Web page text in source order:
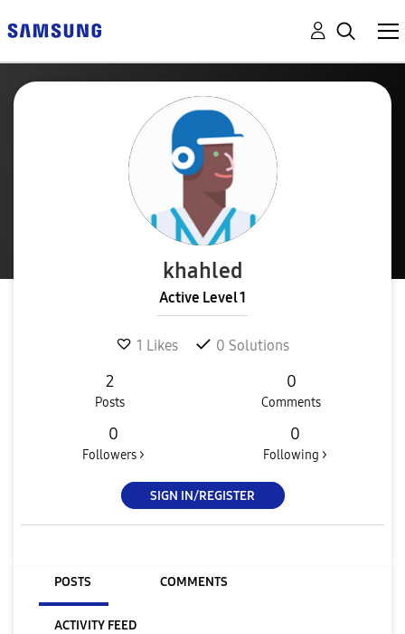
khahled
Active Level 1
1 Likes 0 Solutions
2
Posts
0
Comments
0
Followers >
0
Following >
SIGN IN/REGISTER
POSTS COMMENTS
ACTIVITY FEED